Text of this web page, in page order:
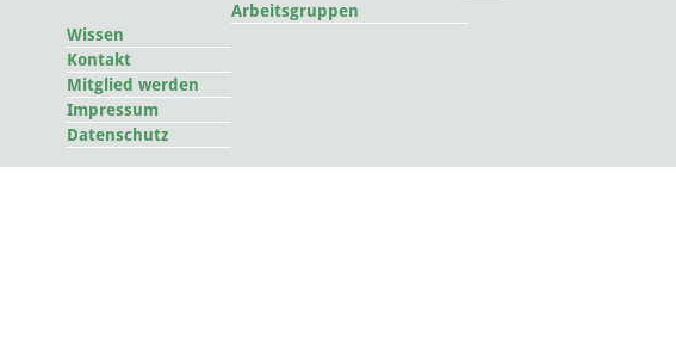
Arbeitsgruppen
Wissen
Kontakt
Mitglied werden
Impressum
Datenschutz